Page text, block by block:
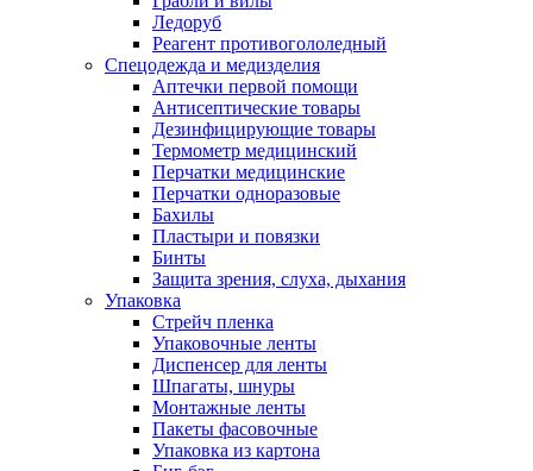
Ледоруб
Реагент противогололедный
Спецодежда и медизделия
Аптечки первой помощи
Антисептические товары
Дезинфицирующие товары
Термометр медицинский
Перчатки медицинские
Перчатки одноразовые
Бахилы
Пластыри и повязки
Бинты
Защита зрения, слуха, дыхания
Упаковка
Стрейч пленка
Упаковочные ленты
Диспенсер для ленты
Шпагаты, шнуры
Монтажные ленты
Пакеты фасовочные
Упаковка из картона